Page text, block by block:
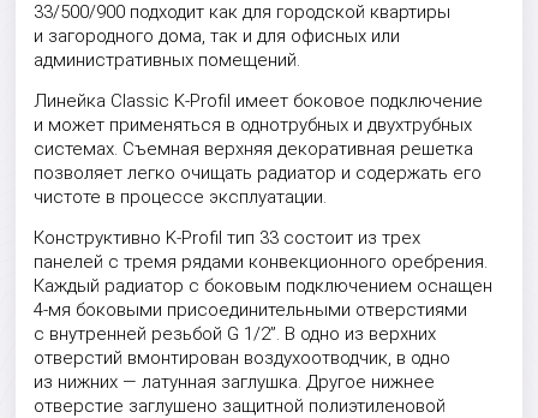
33/500/900 подходит как для городской квартиры
и загородного дома, так и для офисных или
административных помещений.
Линейка Classic K-Profil имеет боковое подключение
и может применяться в однотрубных и двухтрубных
системах. Съемная верхняя декоративная решетка
позволяет легко очищать радиатор и содержать его
чистоте в процессе эксплуатации.
Конструктивно K-Profil тип 33 состоит из трех
панелей с тремя рядами конвекционного оребрения.
Каждый радиатор с боковым подключением оснащен
4-мя боковыми присоединительными отверстиями
с внутренней резьбой G 1/2”. В одно из верхних
отверстий вмонтирован воздухоотводчик, в одно
из нижних — латунная заглушка. Другое нижнее
отверстие заглушено защитной полиэтиленовой